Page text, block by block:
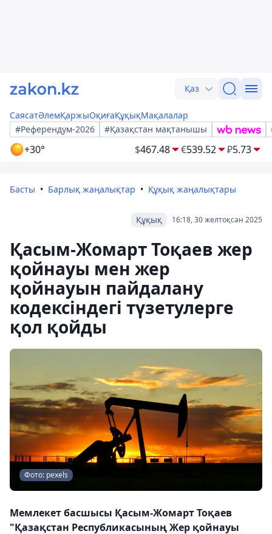
Қаз
СаясатӘлемҚаржыОқиғаҚұқықМақалалар
#Референдум-2026
#Қазақстан мақтанышы
+30° $467.48 €539.52 ₽5.73
Басты Барлық жаңалықтар Құқық жаңалықтары
16:18, 30 желтоқсан 2025
Құқық
Қасым-Жомарт Тоқаев жер
қойнауы мен жер
қойнауын пайдалану
кодексіндегі түзетулерге
қол қойды
Фото: pexels
Мемлекет басшысы Қасым-Жомарт Тоқаев
"Қазақстан Республикасының Жер қойнауы